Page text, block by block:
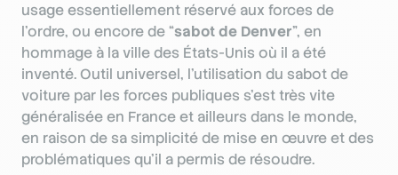
usage essentiellement réservé aux forces de
l’ordre, ou encore de “sabot de Denver”, en
hommage à la ville des États-Unis où il a été
inventé. Outil universel, l’utilisation du sabot de
voiture par les forces publiques s’est très vite
généralisée en France et ailleurs dans le monde,
en raison de sa simplicité de mise en œuvre et des
problématiques qu’il a permis de résoudre.